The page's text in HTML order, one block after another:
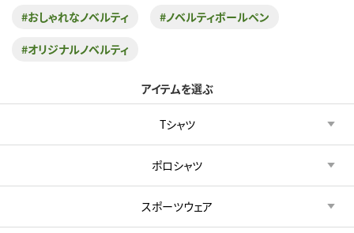
#おしゃれなノベルティ #ノベルティボールペン
#オリジナルノベルティ
アイテムを選ぶ
Tシャツ
ポロシャツ
スポーツウェア